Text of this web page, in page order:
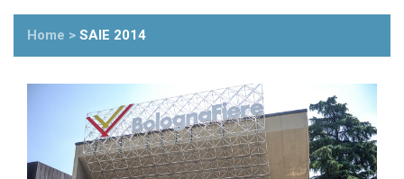
Home > SAIE 2014